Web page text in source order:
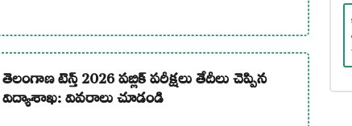
తెలంగాణ టెన్త్ 2026 పబ్లిక్ పరీక్షలు తేదీలు చెప్పిన
విద్యాశాఖ: వివరాలు చూడండి